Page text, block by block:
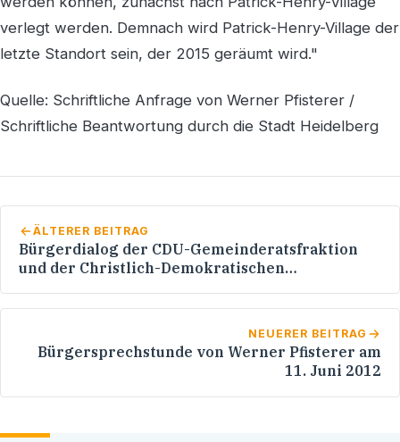
verlegt werden. Demnach wird Patrick-Henry-Village der
letzte Standort sein, der 2015 geräumt wird."
Quelle: Schriftliche Anfrage von Werner Pfisterer /
Schriftliche Beantwortung durch die Stadt Heidelberg
ÄLTERER BEITRAG
Bürgerdialog der CDU-Gemeinderatsfraktion
und der Christlich-Demokratischen
NEUERER BEITRAG
Bürgersprechstunde von Werner Pfisterer am
11. Juni 2012